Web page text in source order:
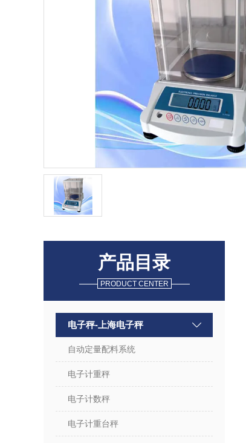
产品目录
PRODUCT CENTER
电子秤-上海电子秤
自动定量配料系统
电子计重秤
电子计数秤
电子计重台秤